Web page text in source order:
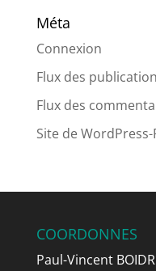
Méta
Connexion
Flux des
Flux des
Site de WordPress-
COORDONNES
Paul-Vincent